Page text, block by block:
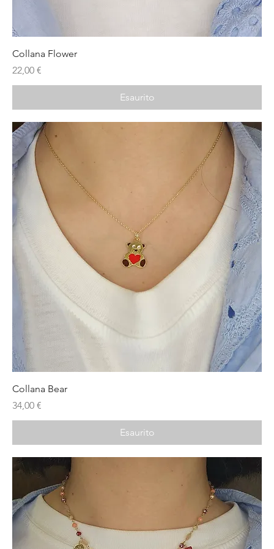
Collana Flower
Prezzo
22,00 €
Esaurito
Collana Bear
Prezzo
34,00 €
Esaurito